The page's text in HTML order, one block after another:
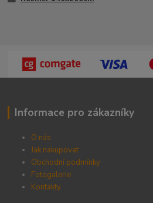
Informace pro zákazníky
O nás
Jak nakupovat
Obchodní podmínky
Fotogalerie
Kontakty